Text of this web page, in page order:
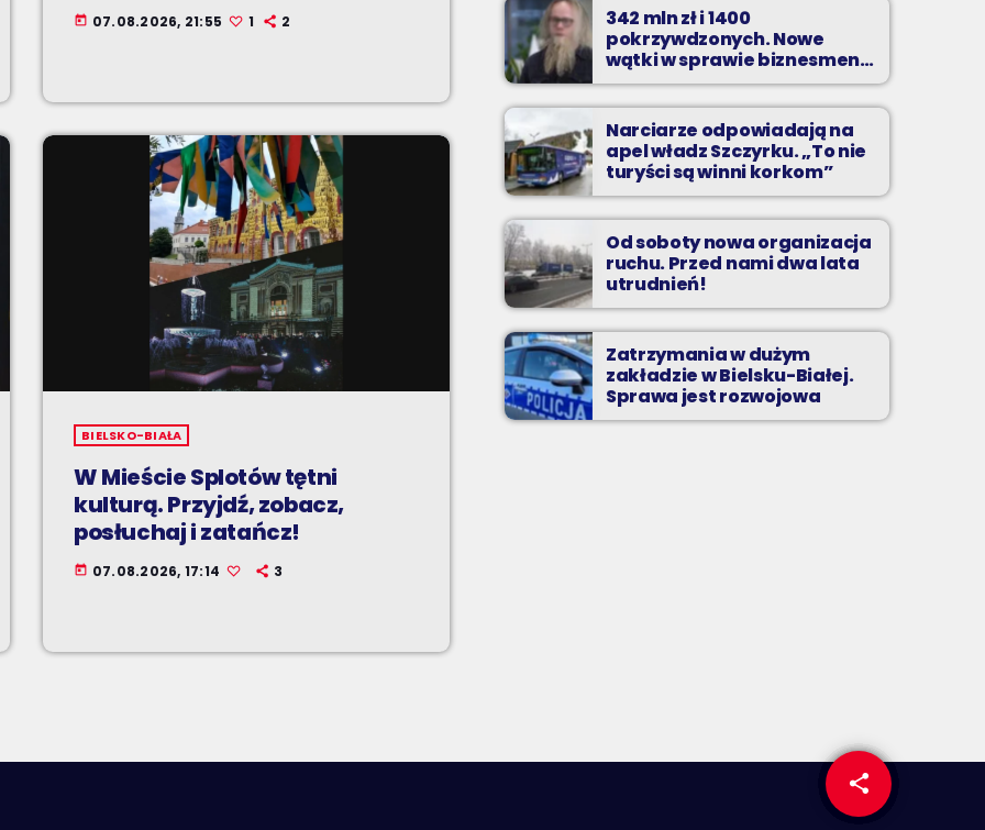
share
email
today 07.08.2026, 21:55 1 2
BIELSKO-BIAŁA
W Mieście Splotów tętni
kulturą. Przyjdź, zobacz,
posłuchaj i zatańcz!
today 07.08.2026, 17:14 3
342 mln zł i 1400
pokrzywdzonych. Nowe
wątki w sprawie biznesmena
z Bielska-Białej
Narciarze odpowiadają na
apel władz Szczyrku. „To nie
turyści są winni korkom”
Od soboty nowa organizacja
ruchu. Przed nami dwa lata
utrudnień!
Zatrzymania w dużym
zakładzie w Bielsku-Białej.
Sprawa jest rozwojowa